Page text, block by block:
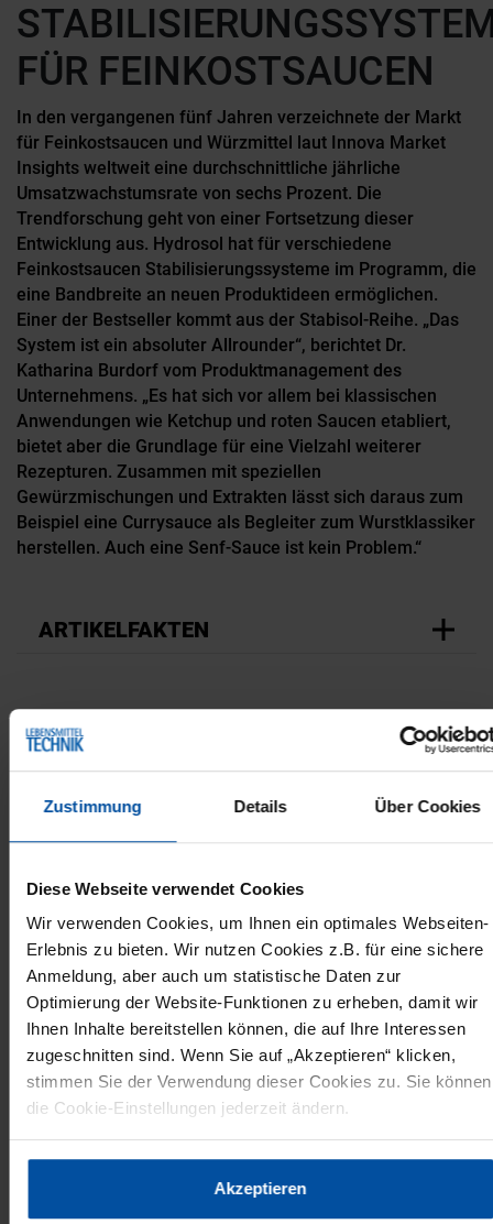
Zustimmung Details Über Cookies
Diese Webseite verwendet Cookies
Wir verwenden Cookies, um Ihnen ein optimales Webseiten-
Erlebnis zu bieten. Wir nutzen Cookies z.B. für eine sichere
Anmeldung, aber auch um statistische Daten zur
Optimierung der Website-Funktionen zu erheben, damit wir
Ihnen Inhalte bereitstellen können, die auf Ihre Interessen
zugeschnitten sind. Wenn Sie auf „Akzeptieren“ klicken,
stimmen Sie der Verwendung dieser Cookies zu. Sie können
die Cookie-Einstellungen jederzeit ändern.
Datenschutzerklärung|Impressum
Akzeptieren
FÜR FEINKOSTSAUCEN
In den vergangenen fünf Jahren verzeichnete der Markt
für Feinkostsaucen und Würzmittel laut Innova Market
Insights weltweit eine durchschnittliche jährliche
Umsatzwachstumsrate von sechs Prozent. Die
Trendforschung geht von einer Fortsetzung dieser
Entwicklung aus. Hydrosol hat für verschiedene
Feinkostsaucen Stabilisierungssysteme im Programm, die
eine Bandbreite an neuen Produktideen ermöglichen.
Einer der Bestseller kommt aus der Stabisol-Reihe. „Das
System ist ein absoluter Allrounder“, berichtet Dr.
Katharina Burdorf vom Produktmanagement des
Unternehmens. „Es hat sich vor allem bei klassischen
Anwendungen wie Ketchup und roten Saucen etabliert,
bietet aber die Grundlage für eine Vielzahl weiterer
Rezepturen. Zusammen mit speziellen
Gewürzmischungen und Extrakten lässt sich daraus zum
Beispiel eine Currysauce als Begleiter zum Wurstklassiker
herstellen. Auch eine Senf-Sauce ist kein Problem.“
ARTIKELFAKTEN
Kulinarische Einflüsse aus allen Regionen der
Welt bereichern den hiesigen Speiseplan. Die
der Supermarktregale. Zu den Klassikern
Begleiter zu Chicken Nuggets und Ähnlichem
gefragt sind. Auch italienisches Pesto ist
inzwischen Standard. „Wir haben auf Basis
unseres Stabilisierungssystems Rezepturen für
Saucen entwickelt, die angelehnt sind an
traditionelle Pesto-Varianten. Sie eignen sich
sehr gut für Pasta und ermöglichen zugleich
eine ökonomische Herstellung“, so Burdorf.
„Neben diesen Beispielen sind weitere Saucen
mit internationalen Geschmackseinflüssen